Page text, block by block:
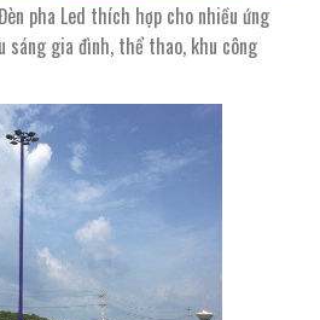
pha Led thích hợp cho nhiều ứng
sáng gia đình, thể thao, khu công